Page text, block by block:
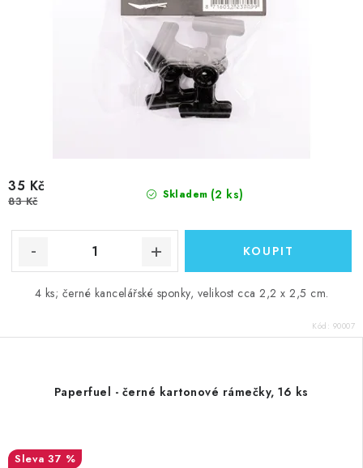
Skladem (2 ks)
35 Kč
83 Kč
4 ks; černé kancelářské sponky, velikost cca 2,2 x 2,5 cm.
Kód: 90007
Paperfuel - černé kartonové rámečky, 16 ks
37 %